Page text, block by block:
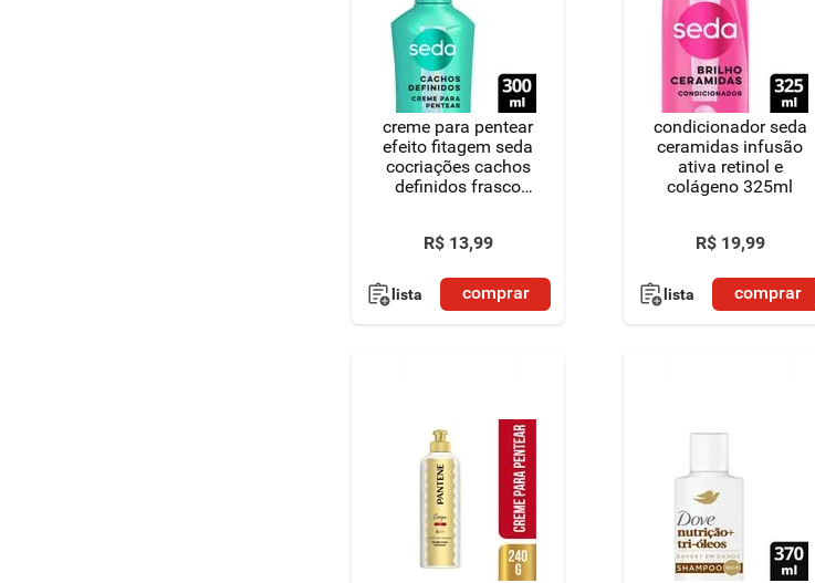
creme para pentear
efeito fitagem seda
cocriações cachos
definidos frasco
R$ 13,99
lista comprar
condicionador seda
ceramidas infusão
ativa retinol e
colágeno 325ml
R$ 19,99
lista comprar